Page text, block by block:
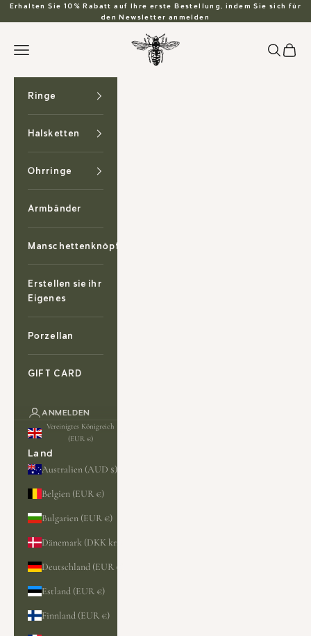
Zum Inhalt springen
Erhalten Sie 10% Rabatt auf Ihre erste Bestellung, indem Sie sich für
den Newsletter anmelden
Anzu Jewelry
Menü Suchen
Ringe
Halsketten
Ohrringe
Armbänder
Manschettenknöpfe
Erstellen sie ihr
Eigenes
Porzellan
GIFT CARD
ANMELDEN
Vereinigtes Königreich
(EUR €)
Land
Australien (AUD $)
Belgien (EUR €)
Bulgarien (EUR €)
Dänemark (DKK kr.)
Deutschland (EUR €)
Estland (EUR €)
Finnland (EUR €)